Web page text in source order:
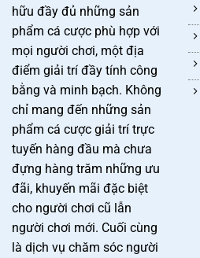
hữu đầy đủ những sản
phẩm cá cược phù hợp với
mọi người chơi, một địa
điểm giải trí đầy tính công
bằng và minh bạch. Không
chỉ mang đến những sản
phẩm cá cược giải trí trực
tuyến hàng đầu mà chưa
đựng hàng trăm những ưu
đãi, khuyến mãi đặc biệt
cho người chơi cũ lẫn
người chơi mới. Cuối cùng
là dịch vụ chăm sóc người